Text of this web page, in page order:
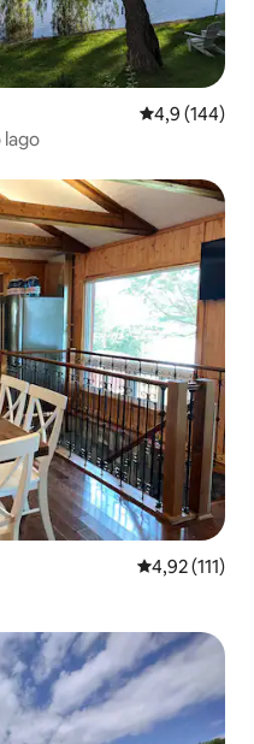
4,9 de uma
4,9 (144)
lago
hóspedes
4,92 de uma
4,92 (111)